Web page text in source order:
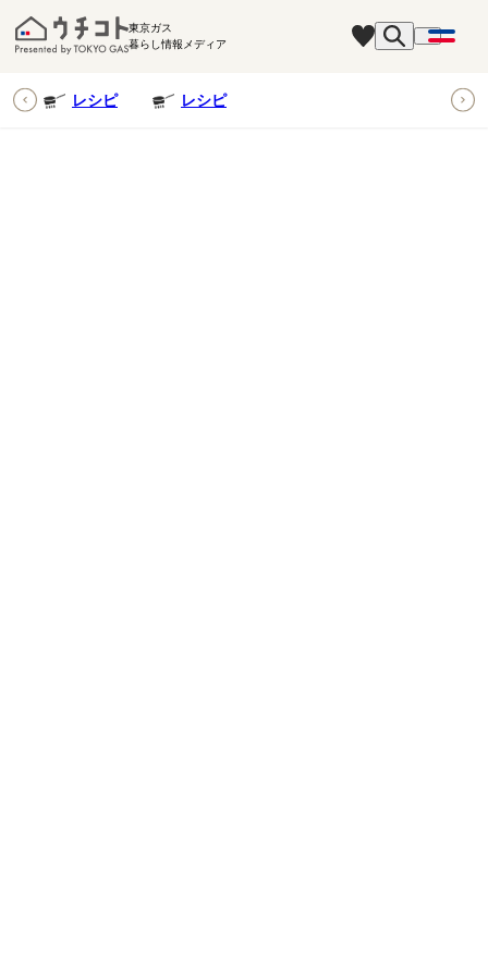
東京ガス
暮らし情報メディア
レシピ レシピ